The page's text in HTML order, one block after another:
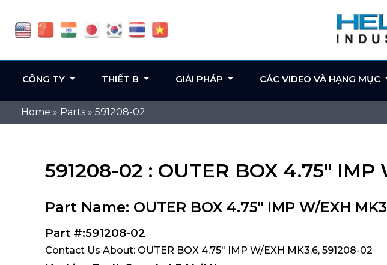
Home » Parts » 591208-02
591208-02 : OUTER BOX 4.75" IMP
Part Name: OUTER BOX 4.75" IMP W/EXH
Part #:591208-02
Contact Us About: OUTER BOX 4.75" IMP W/EXH MK3.6, 591208-02
CÔNG TY THIẾT B GIẢI PHÁP CÁC VIDEO VÀ HẠNG MỤC